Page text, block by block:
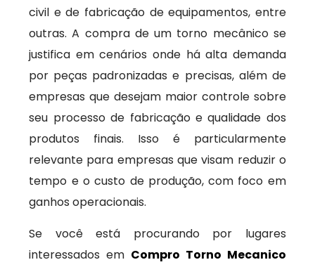
civil e de fabricação de equipamentos, entre
outras. A compra de um torno mecânico se
justifica em cenários onde há alta demanda
por peças padronizadas e precisas, além de
empresas que desejam maior controle sobre
seu processo de fabricação e qualidade dos
produtos finais. Isso é particularmente
relevante para empresas que visam reduzir o
tempo e o custo de produção, com foco em
ganhos operacionais.
Se você está procurando por lugares
interessados em Compro Torno Mecanico